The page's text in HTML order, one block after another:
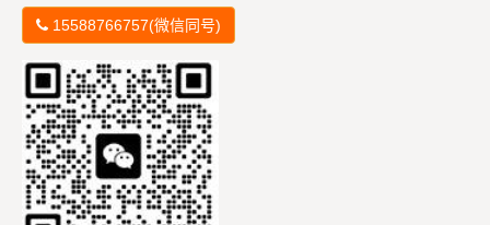
15588766757(微信同号)